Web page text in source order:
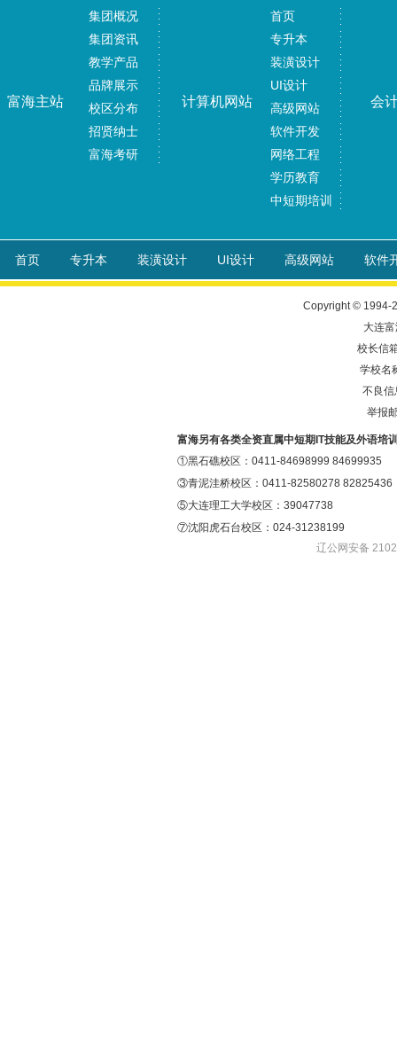
富海主站
集团概况
集团资讯
教学产品
品牌展示
校区分布
招贤纳士
富海考研
计算机网站
首页
专升本
装潢设计
UI设计
高级网站
软件开发
网络工程
学历教育
中短期培训
会
首页 专升本 装潢设计 UI设计 高级网站 软件
Copyright © 1994-
大连
校长信
学校名
不良
举报
富海另有各类全资直属中短期IT技能及外语培
①黑石礁校区：0411-84698999 84699935
③青泥洼桥校区：0411-82580278 82825436
⑤大连理工大学校区：39047738
⑦沈阳虎石台校区：024-31238199
辽公网安备